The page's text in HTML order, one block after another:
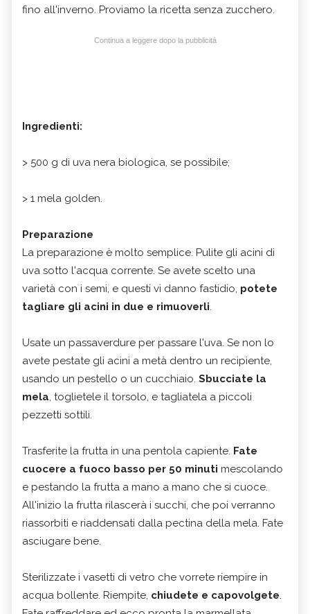
fino all'inverno. Proviamo la ricetta senza zucchero.
Continua a leggere dopo la pubblicità
Ingredienti:
> 500 g di uva nera biologica, se possibile;
> 1 mela golden.
Preparazione
La preparazione è molto semplice. Pulite gli acini di
uva sotto l'acqua corrente. Se avete scelto una
varietà con i semi, e questi vi danno fastidio, potete
tagliare gli acini in due e rimuoverli.
Usate un passaverdure per passare l'uva. Se non lo
avete pestate gli acini a metà dentro un recipiente,
usando un pestello o un cucchiaio. Sbucciate la
mela, toglietele il torsolo, e tagliatela a piccoli
pezzetti sottili.
Trasferite la frutta in una pentola capiente. Fate
cuocere a fuoco basso per 50 minuti mescolando
e pestando la frutta a mano a mano che si cuoce.
All'inizio la frutta rilascerà i succhi, che poi verranno
riassorbiti e riaddensati dalla pectina della mela. Fate
asciugare bene.
Sterilizzate i vasetti di vetro che vorrete riempire in
acqua bollente. Riempite, chiudete e capovolgete.